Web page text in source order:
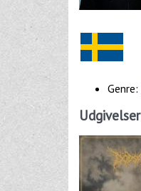
Genre:
Udgivelser